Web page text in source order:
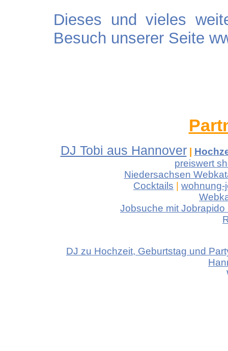
Dieses und vieles
Besuch unserer Seite
DJ Tobi aus Hannover
preiswert
Niedersachsen
Cocktails
wohnung-
Jobsuche mit Jobrapido
DJ zu Hochzeit, Geburtstag und